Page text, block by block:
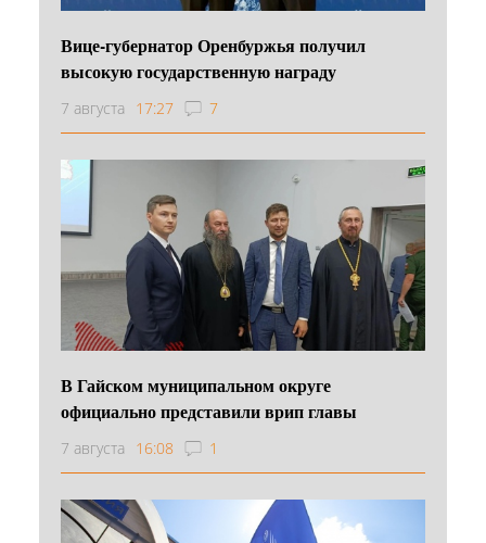
Вице-губернатор Оренбуржья получил
высокую государственную награду
7 августа 17:27 7
В Гайском муниципальном округе
официально представили врип главы
7 августа 16:08 1